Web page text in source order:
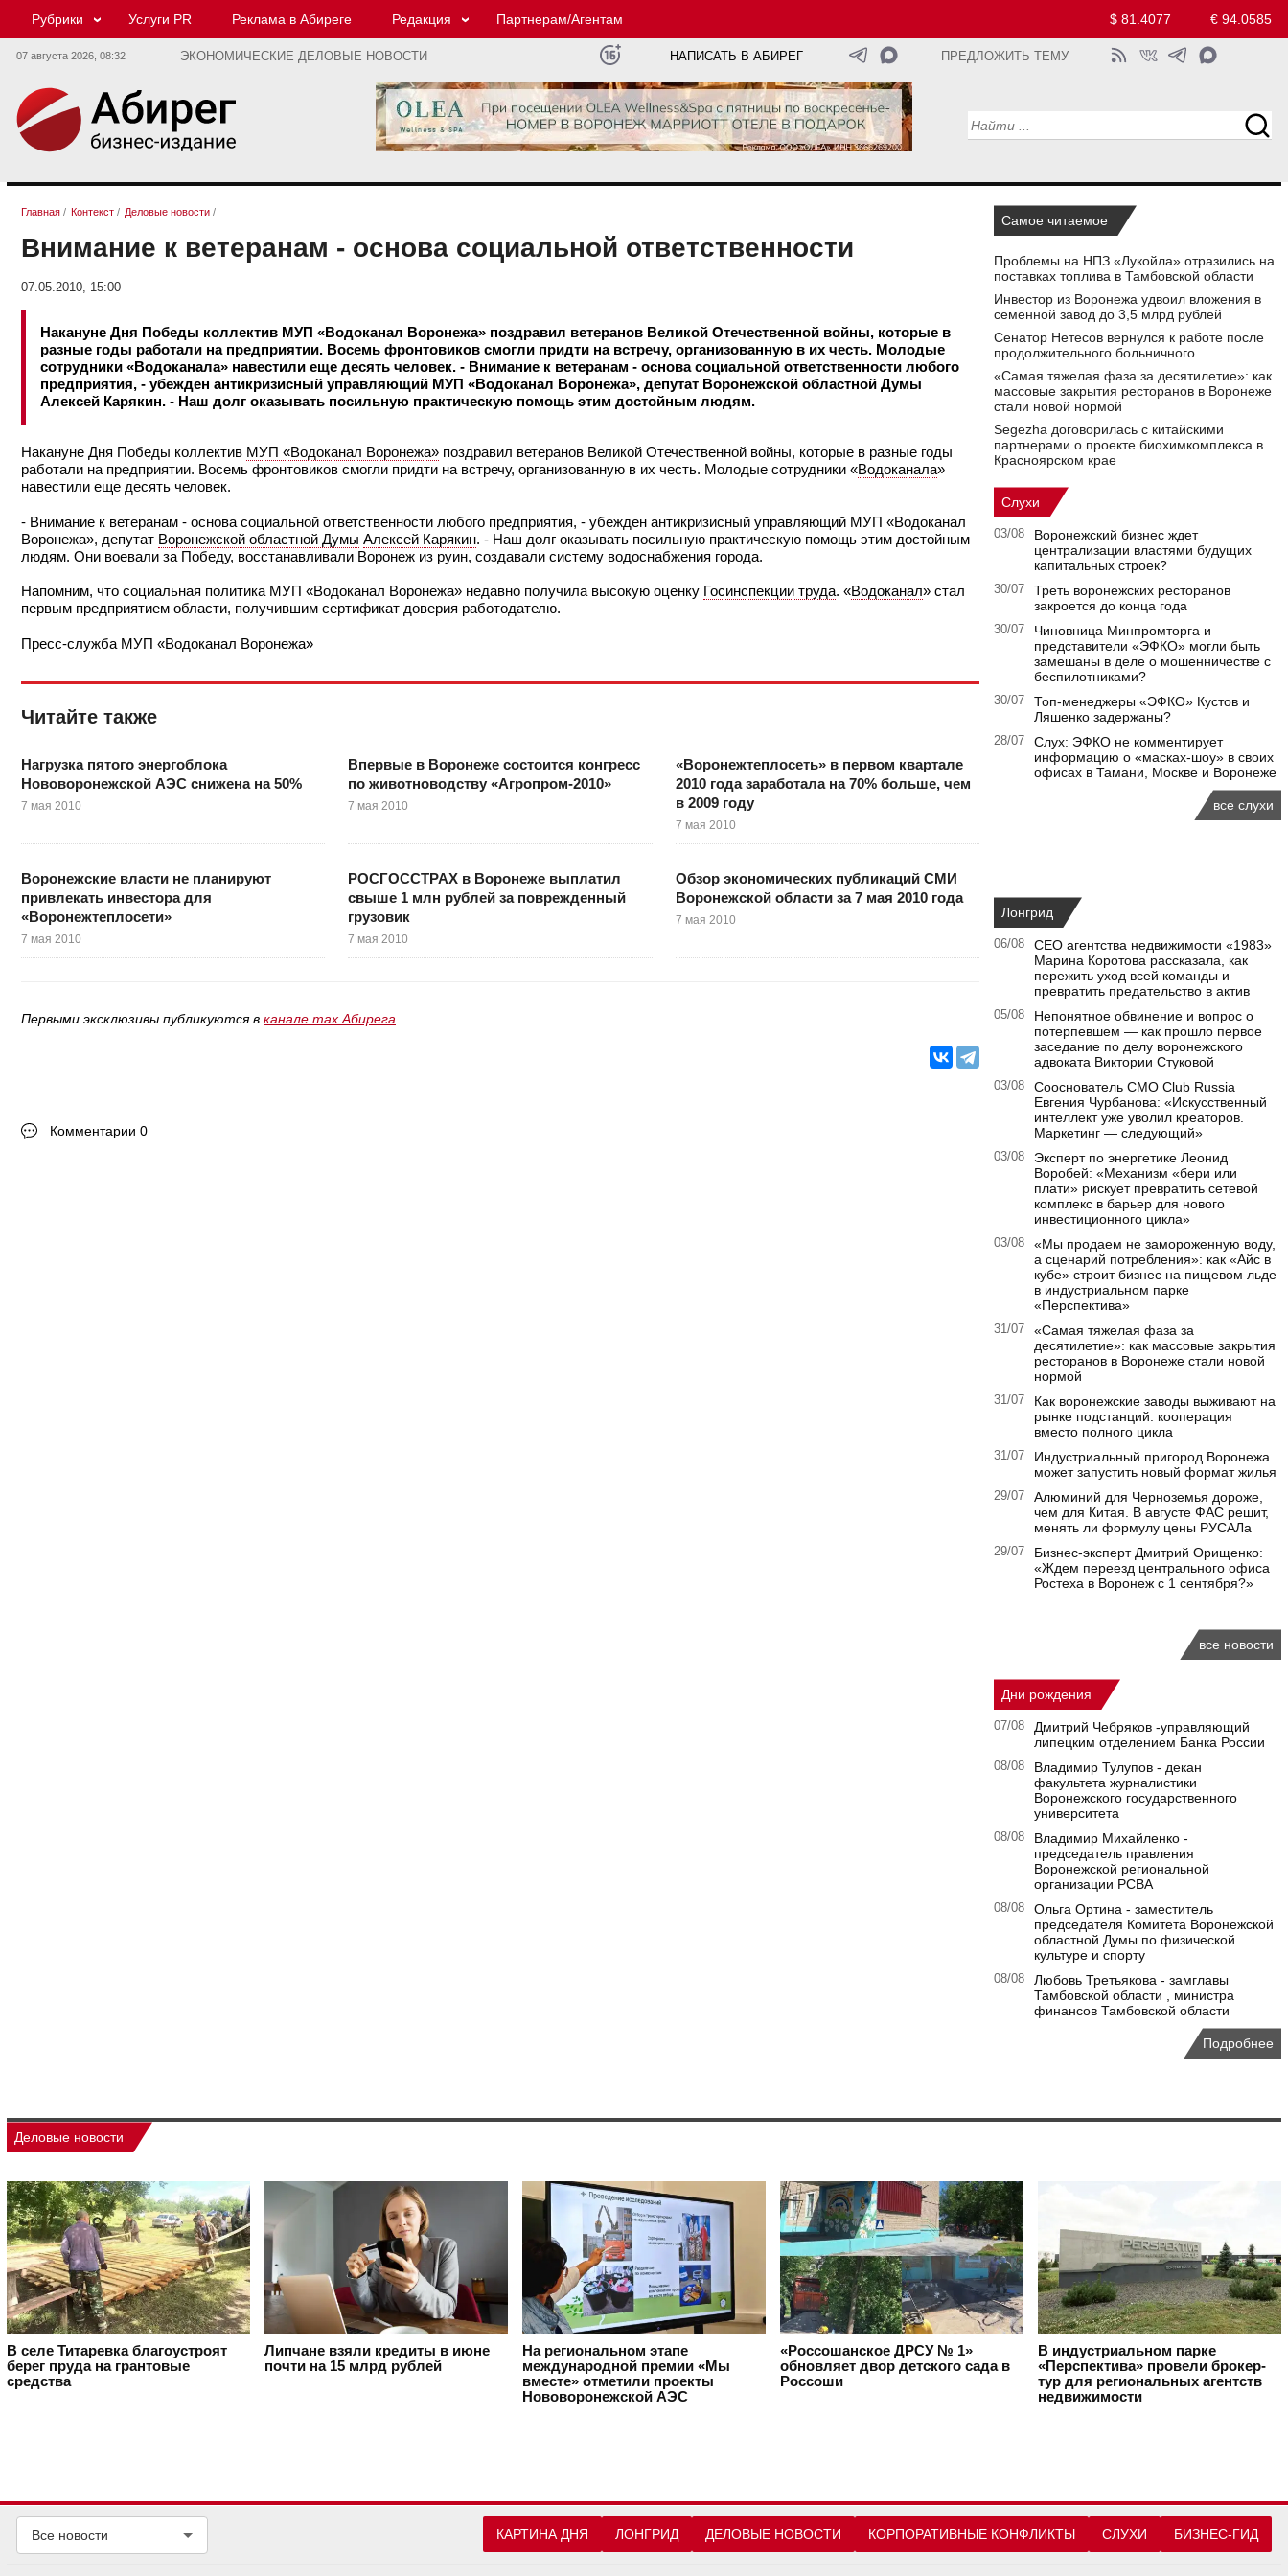
Рубрики Услуги PR Реклама в Абиреге Редакция Партнерам/Агентам $ 81.4077 € 94.0585
07 августа 2026, 08:32 ЭКОНОМИЧЕСКИЕ ДЕЛОВЫЕ НОВОСТИ НАПИСАТЬ В АБИРЕГ ПРЕДЛОЖИТЬ ТЕМУ
Главная / Контекст / Деловые новости /
Внимание к ветеранам - основа социальной ответственности
07.05.2010, 15:00
Накануне Дня Победы коллектив МУП «Водоканал Воронежа» поздравил ветеранов Великой Отечественной войны, которые в
разные годы работали на предприятии. Восемь фронтовиков смогли придти на встречу, организованную в их честь. Молодые
сотрудники «Водоканала» навестили еще десять человек. - Внимание к ветеранам - основа социальной ответственности любого
предприятия, - убежден антикризисный управляющий МУП «Водоканал Воронежа», депутат Воронежской областной Думы
Алексей Карякин. - Наш долг оказывать посильную практическую помощь этим достойным людям.
Накануне Дня Победы коллектив МУП «Водоканал Воронежа» поздравил ветеранов Великой Отечественной войны, которые в разные годы
работали на предприятии. Восемь фронтовиков смогли придти на встречу, организованную в их честь. Молодые сотрудники «Водоканала»
навестили еще десять человек.
- Внимание к ветеранам - основа социальной ответственности любого предприятия, - убежден антикризисный управляющий МУП «Водоканал
Воронежа», депутат Воронежской областной Думы Алексей Карякин. - Наш долг оказывать посильную практическую помощь этим достойным
людям. Они воевали за Победу, восстанавливали Воронеж из руин, создавали систему водоснабжения города.
Напомним, что социальная политика МУП «Водоканал Воронежа» недавно получила высокую оценку Госинспекции труда. «Водоканал» стал
первым предприятием области, получившим сертификат доверия работодателю.
Пресс-служба МУП «Водоканал Воронежа»
Читайте также
Нагрузка пятого энергоблока
Нововоронежской АЭС снижена на 50%
7 мая 2010
Впервые в Воронеже состоится конгресс
по животноводству «Агропром-2010»
7 мая 2010
«Воронежтеплосеть» в первом квартале
2010 года заработала на 70% больше, чем
в 2009 году
7 мая 2010
Воронежские власти не планируют
привлекать инвестора для
«Воронежтеплосети»
7 мая 2010
РОСГОССТРАХ в Воронеже выплатил
свыше 1 млн рублей за поврежденный
грузовик
7 мая 2010
Обзор экономических публикаций СМИ
Воронежской области за 7 мая 2010 года
7 мая 2010
Первыми эксклюзивы публикуются в канале max Абирега
Комментарии 0
Самое читаемое
Проблемы на НПЗ «Лукойла» отразились на
поставках топлива в Тамбовской области
Инвестор из Воронежа удвоил вложения в
семенной завод до 3,5 млрд рублей
Сенатор Нетесов вернулся к работе после
продолжительного больничного
«Самая тяжелая фаза за десятилетие»: как
массовые закрытия ресторанов в Воронеже
стали новой нормой
Segezha договорилась с китайскими
партнерами о проекте биохимкомплекса в
Красноярском крае
Слухи
03/08
Воронежский бизнес ждет
централизации властями будущих
капитальных строек?
30/07
Треть воронежских ресторанов
закроется до конца года
30/07
Чиновница Минпромторга и
представители «ЭФКО» могли быть
замешаны в деле о мошенничестве с
беспилотниками?
30/07
Топ-менеджеры «ЭФКО» Кустов и
Ляшенко задержаны?
28/07
Слух: ЭФКО не комментирует
информацию о «масках-шоу» в своих
офисах в Тамани, Москве и Воронеже
все слухи
Лонгрид
06/08
CEO агентства недвижимости «1983»
Марина Коротова рассказала, как
пережить уход всей команды и
превратить предательство в актив
05/08
Непонятное обвинение и вопрос о
потерпевшем — как прошло первое
заседание по делу воронежского
адвоката Виктории Стуковой
03/08
Сооснователь CMO Club Russia
Евгения Чурбанова: «Искусственный
интеллект уже уволил креаторов.
Маркетинг — следующий»
03/08
Эксперт по энергетике Леонид
Воробей: «Механизм «бери или
плати» рискует превратить сетевой
комплекс в барьер для нового
инвестиционного цикла»
03/08
«Мы продаем не замороженную воду,
а сценарий потребления»: как «Айс в
кубе» строит бизнес на пищевом льде
в индустриальном парке
«Перспектива»
31/07
«Самая тяжелая фаза за
десятилетие»: как массовые закрытия
ресторанов в Воронеже стали новой
нормой
31/07
Как воронежские заводы выживают на
рынке подстанций: кооперация
вместо полного цикла
31/07
Индустриальный пригород Воронежа
может запустить новый формат жилья
29/07
Алюминий для Черноземья дороже,
чем для Китая. В августе ФАС решит,
менять ли формулу цены РУСАЛа
29/07
Бизнес-эксперт Дмитрий Орищенко:
«Ждем переезд центрального офиса
Ростеха в Воронеж с 1 сентября?»
все новости
Дни рождения
07/08
Дмитрий Чебряков -управляющий
липецким отделением Банка России
08/08
Владимир Тулупов - декан
факультета журналистики
Воронежского государственного
университета
08/08
Владимир Михайленко -
председатель правления
Воронежской региональной
организации РСВА
08/08
Ольга Ортина - заместитель
председателя Комитета Воронежской
областной Думы по физической
культуре и спорту
08/08
Любовь Третьякова - замглавы
Тамбовской области , министра
финансов Тамбовской области
Подробнее
Деловые новости
В селе Титаревка благоустроят
берег пруда на грантовые
средства
Липчане взяли кредиты в июне
почти на 15 млрд рублей
На региональном этапе
международной премии «Мы
вместе» отметили проекты
Нововоронежской АЭС
«Россошанское ДРСУ № 1»
обновляет двор детского сада в
Россоши
В индустриальном парке
«Перспектива» провели брокер-
тур для региональных агентств
недвижимости
Все новости КАРТИНА ДНЯ ЛОНГРИД ДЕЛОВЫЕ НОВОСТИ КОРПОРАТИВНЫЕ КОНФЛИКТЫ СЛУХИ БИЗНЕС-ГИД